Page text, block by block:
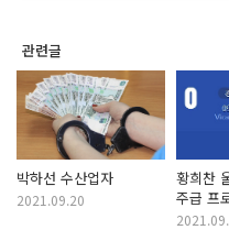
관련글
박하선 수산업자
2021.09.20
황희찬
주급 프